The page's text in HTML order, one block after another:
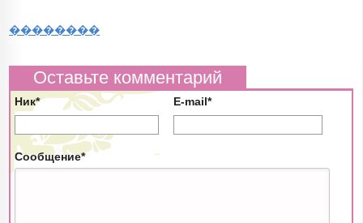
��������
Оставьте комментарий
Ник* E-mail*
Сообщение*